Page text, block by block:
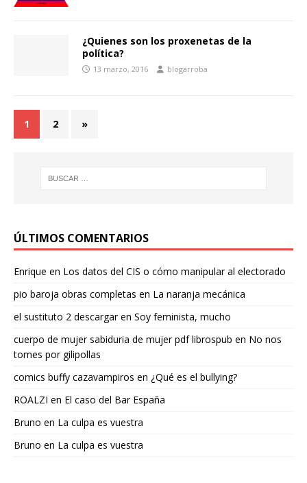
¿Quienes son los proxenetas de la
política?
13 marzo, 2016 blogarroba
1 2 »
ÚLTIMOS COMENTARIOS
Enrique en Los datos del CIS o cómo manipular al electorado
pio baroja obras completas en La naranja mecánica
el sustituto 2 descargaren Soy feminista, mucho
cuerpo de mujer sabiduria de mujer pdf librospub en No nos
tomes por gilipollas
comics buffy cazavampiros en ¿Qué es el bullying?
ROALZI en El caso del Bar España
Bruno en La culpa es vuestra
Bruno en La culpa es vuestra